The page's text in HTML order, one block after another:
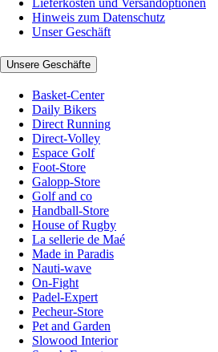
Lieferkosten und Versandoptionen
Hinweis zum Datenschutz
Unser Geschäft
Unsere Geschäfte
Basket-Center
Daily Bikers
Direct Running
Direct-Volley
Espace Golf
Foot-Store
Galopp-Store
Golf and co
Handball-Store
House of Rugby
La sellerie de Maé
Made in Paradis
Nauti-wave
On-Fight
Padel-Expert
Pecheur-Store
Pet and Garden
Slowood Interior